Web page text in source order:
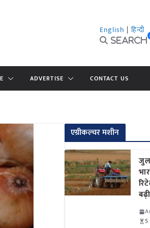
English | हिन्दी
Search
ADVERTISE CONTACT US
एग्रीकल्चर मशीन
बढ़ी